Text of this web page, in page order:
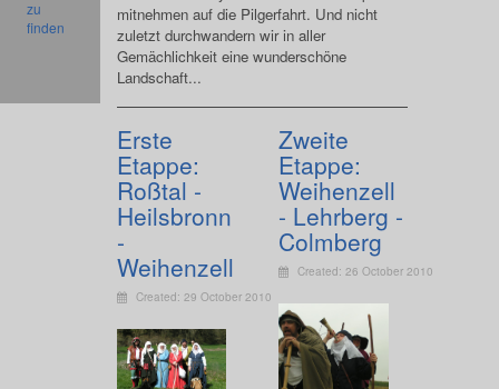
mitnehmen auf die Pilgerfahrt. Und nicht
zuletzt durchwandern wir in aller
Gemächlichkeit eine wunderschöne
Landschaft...
Erste
Etappe:
Roßtal -
Heilsbronn
-
Weihenzell
Created: 29 October 2010
Zweite
Etappe:
Weihenzell
- Lehrberg -
Colmberg
Created: 26 October 2010
zu
finden